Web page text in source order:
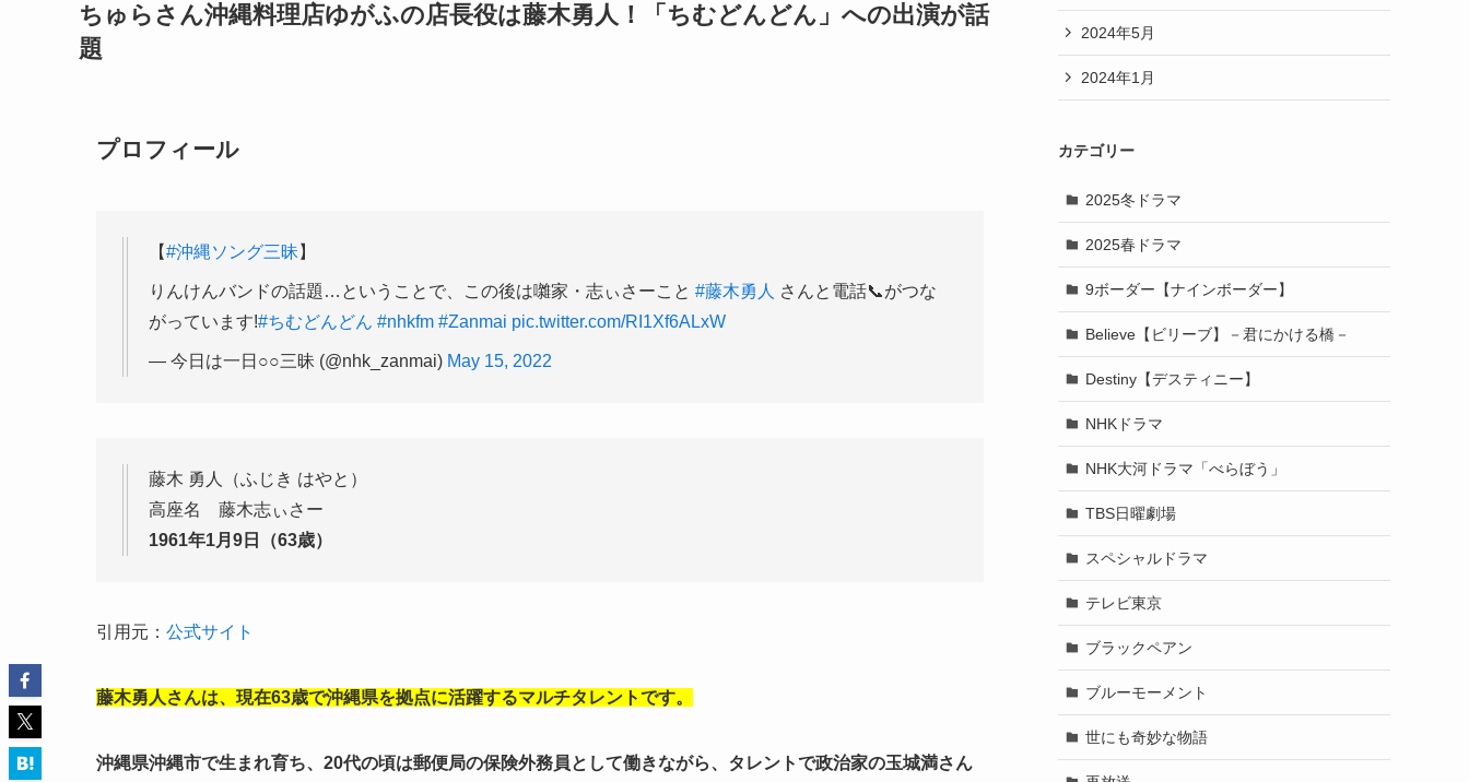
ちゅらさん沖縄料理店ゆがふの店長役は藤木勇人！「ちむどんどん」への出演が話
題
プロフィール
【#沖縄ソング三昧 】
りんけんバンドの話題…ということで、この後は囃家・志ぃさーこと #藤木勇人 さんと電話📞がつな
がっています!#ちむどんどん #nhkfm #Zanmai pic.twitter.com/RI1Xf6ALxW
— 今日は一日○○三昧 (@nhk_zanmai) May 15, 2022
藤木 勇人（ふじき はやと）
高座名 藤木志ぃさー
1961年1月9日（63歳）
引用元： 公式サイト
藤木勇人さんは、現在63歳で沖縄県を拠点に活躍するマルチタレントです。
沖縄県沖縄市で生まれ育ち、20代の頃は郵便局の保険外務員として働きながら、タレントで政治家の玉城満さん
2024年5月
2024年1月
カテゴリー
2025冬ドラマ
2025春ドラマ
9ボーダー【ナインボーダー】
Believe【ビリーブ】－君にかける橋－
Destiny【デスティニー】
NHKドラマ
NHK大河ドラマ「べらぼう」
TBS日曜劇場
スペシャルドラマ
テレビ東京
ブラックペアン
ブルーモーメント
世にも奇妙な物語